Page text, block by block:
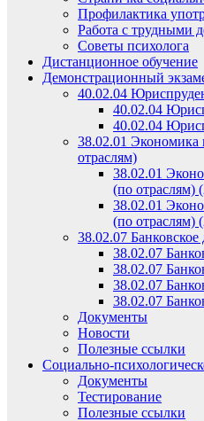
Профилактика
Работа с трудными
Советы психолога
Дистанционное обучение
Демонстрационный
40.02.04
40.02.04
40.02.04
38.02.01 Экономика
отраслям)
38.02.01
(по отраслям)
38.02.01
(по отраслям)
38.02.07 Банковское
38.02.07
38.02.07
38.02.07
38.02.07
Документы
Новости
Полезные ссылки
Социально-
Документы
Тестирование
Полезные ссылки